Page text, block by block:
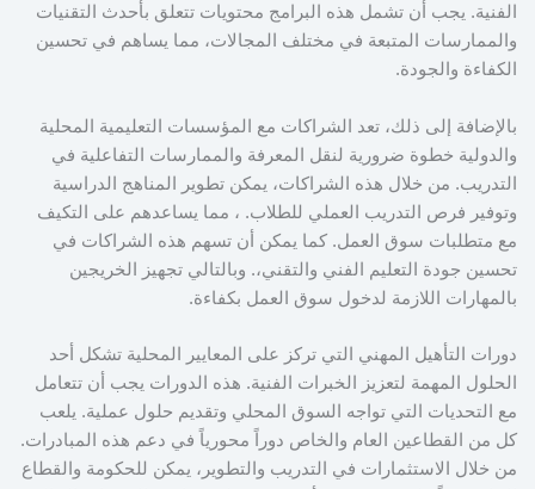
الفنية. يجب أن تشمل هذه البرامج محتويات تتعلق بأحدث التقنيات
والممارسات المتبعة في مختلف المجالات، مما يساهم في تحسين
الكفاءة والجودة.
بالإضافة إلى ذلك، تعد الشراكات مع المؤسسات التعليمية المحلية
والدولية خطوة ضرورية لنقل المعرفة والممارسات التفاعلية في
التدريب. من خلال هذه الشراكات، يمكن تطوير المناهج الدراسية
وتوفير فرص التدريب العملي للطلاب. ، مما يساعدهم على التكيف
مع متطلبات سوق العمل. كما يمكن أن تسهم هذه الشراكات في
تحسين جودة التعليم الفني والتقني،. وبالتالي تجهيز الخريجين
بالمهارات اللازمة لدخول سوق العمل بكفاءة.
دورات التأهيل المهني التي تركز على المعايير المحلية تشكل أحد
الحلول المهمة لتعزيز الخبرات الفنية. هذه الدورات يجب أن تتعامل
مع التحديات التي تواجه السوق المحلي وتقديم حلول عملية. يلعب
كل من القطاعين العام والخاص دوراً محورياً في دعم هذه المبادرات.
من خلال الاستثمارات في التدريب والتطوير، يمكن للحكومة والقطاع